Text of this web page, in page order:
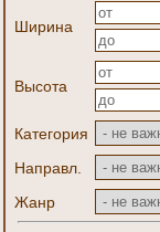
Ширина
Высота
Категория
Направл.
Жанр